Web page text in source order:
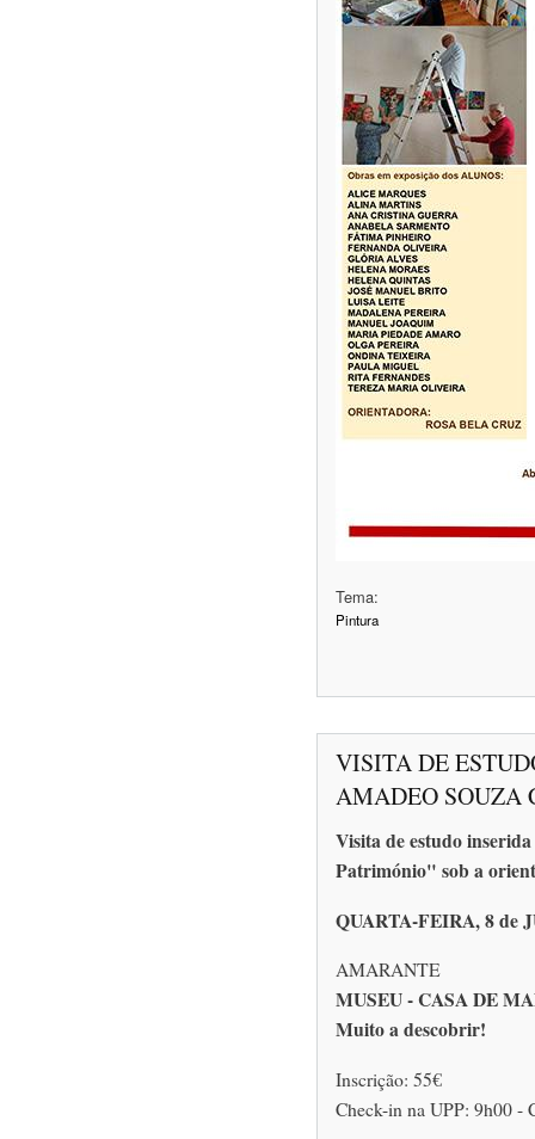
Tema:
Pintura
VISITA DE
AMADEO SOUZA
Visita de estudo
Património" sob a
QUARTA-FEIRA, 8 de
AMARANTE
MUSEU - CASA DE
Muito a descobrir!
Inscrição: 55€
Check-in na UPP: 9h00 -